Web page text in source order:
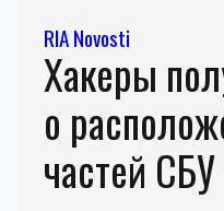
RIA Novosti
Хакеры
о
частей СБУ